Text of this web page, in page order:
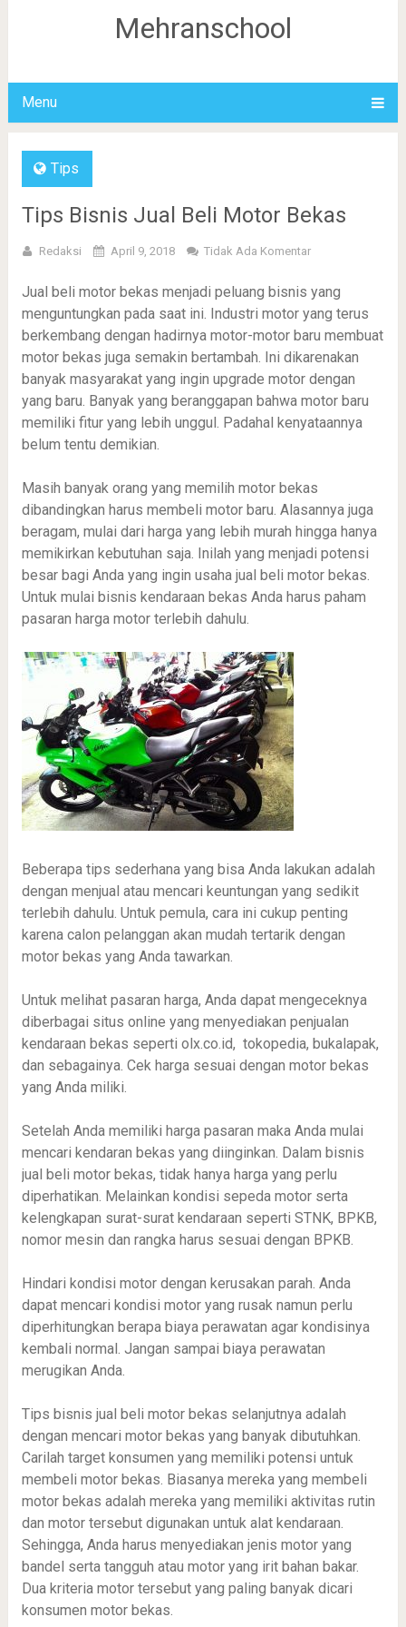
Mehranschool
Menu
Tips
Tips Bisnis Jual Beli Motor Bekas
Redaksi April 9, 2018 Tidak Ada Komentar
Jual beli motor bekas menjadi peluang bisnis yang
menguntungkan pada saat ini. Industri motor yang terus
berkembang dengan hadirnya motor-motor baru membuat
motor bekas juga semakin bertambah. Ini dikarenakan
banyak masyarakat yang ingin upgrade motor dengan
yang baru. Banyak yang beranggapan bahwa motor baru
memiliki fitur yang lebih unggul. Padahal kenyataannya
belum tentu demikian.
Masih banyak orang yang memilih motor bekas
dibandingkan harus membeli motor baru. Alasannya juga
beragam, mulai dari harga yang lebih murah hingga hanya
memikirkan kebutuhan saja. Inilah yang menjadi potensi
besar bagi Anda yang ingin usaha jual beli motor bekas.
Untuk mulai bisnis kendaraan bekas Anda harus paham
pasaran harga motor terlebih dahulu.
Beberapa tips sederhana yang bisa Anda lakukan adalah
dengan menjual atau mencari keuntungan yang sedikit
terlebih dahulu. Untuk pemula, cara ini cukup penting
karena calon pelanggan akan mudah tertarik dengan
motor bekas yang Anda tawarkan.
Untuk melihat pasaran harga, Anda dapat mengeceknya
diberbagai situs online yang menyediakan penjualan
kendaraan bekas seperti olx.co.id, tokopedia, bukalapak,
dan sebagainya. Cek harga sesuai dengan motor bekas
yang Anda miliki.
Setelah Anda memiliki harga pasaran maka Anda mulai
mencari kendaran bekas yang diinginkan. Dalam bisnis
jual beli motor bekas, tidak hanya harga yang perlu
diperhatikan. Melainkan kondisi sepeda motor serta
kelengkapan surat-surat kendaraan seperti STNK, BPKB,
nomor mesin dan rangka harus sesuai dengan BPKB.
Hindari kondisi motor dengan kerusakan parah. Anda
dapat mencari kondisi motor yang rusak namun perlu
diperhitungkan berapa biaya perawatan agar kondisinya
kembali normal. Jangan sampai biaya perawatan
merugikan Anda.
Tips bisnis jual beli motor bekas selanjutnya adalah
dengan mencari motor bekas yang banyak dibutuhkan.
Carilah target konsumen yang memiliki potensi untuk
membeli motor bekas. Biasanya mereka yang membeli
motor bekas adalah mereka yang memiliki aktivitas rutin
dan motor tersebut digunakan untuk alat kendaraan.
Sehingga, Anda harus menyediakan jenis motor yang
bandel serta tangguh atau motor yang irit bahan bakar.
Dua kriteria motor tersebut yang paling banyak dicari
konsumen motor bekas.